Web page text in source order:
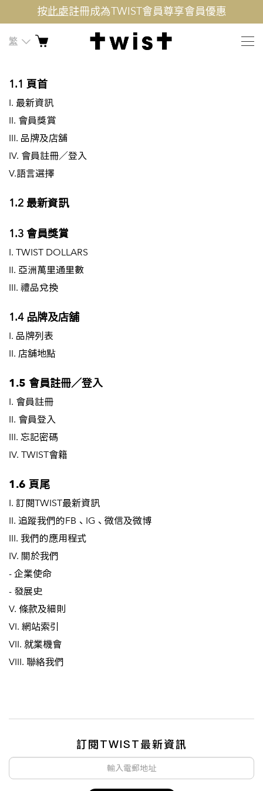
按此處註冊成為TWIST會員尊享會員優惠
繁
1.1 頁首
I. 最新資訊
II. 會員獎賞
III. 品牌及店舖
IV. 會員註冊／登入
V.語言選擇
1.2 最新資訊
1.3 會員獎賞
I. TWIST DOLLARS
II. 亞洲萬里通里數
III. 禮品兌換
1.4 品牌及店舖
I. 品牌列表
II. 店舖地點
1.5 會員註冊／登入
I. 會員註冊
II. 會員登入
III. 忘記密碼
IV. TWIST會籍
1.6 頁尾
I. 訂閱TWIST最新資訊
II. 追蹤我們的FB 、 IG 、 微信及微博
III. 我們的應用程式
IV. 關於我們
- 企業使命
- 發展史
V. 條款及細則
VI. 網站索引
VII. 就業機會
VIII. 聯絡我們
訂閱TWIST最新資訊